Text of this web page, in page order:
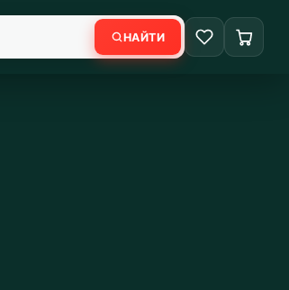
НАЙТИ